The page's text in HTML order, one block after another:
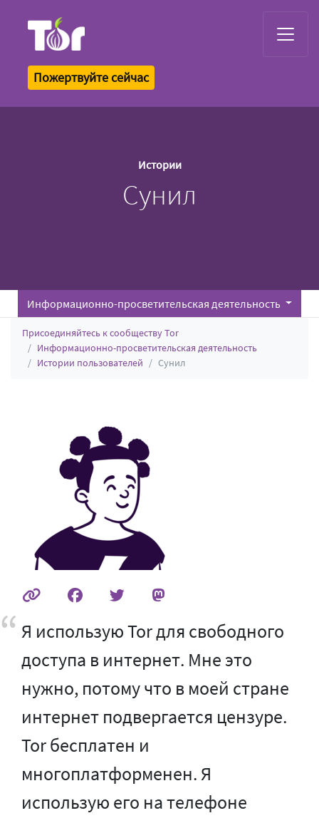
Пожертвуйте сейчас
Истории
Сунил
Информационно-просветительская деятельность
Присоединяйтесь к сообществу Tor
Информационно-просветительская деятельность
Истории пользователей
Сунил
Я использую Tor для свободного
доступа в интернет. Мне это
нужно, потому что в моей стране
интернет подвергается цензуре.
Tor бесплатен и
многоплатформенен. Я
использую его на телефоне